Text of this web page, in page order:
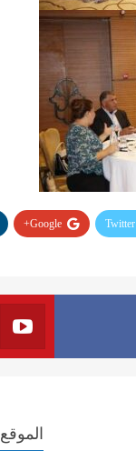
Twitter
Google+
الموقع